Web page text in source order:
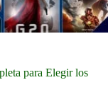
para Elegir los